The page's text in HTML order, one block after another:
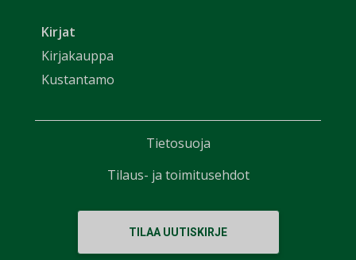
Kirjat
Kirjakauppa
Kustantamo
TILAA UUTISKIRJE
Tietosuoja
Tilaus- ja toimitusehdot